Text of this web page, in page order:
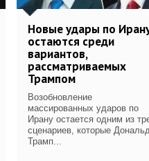
Новые удары по
остаются среди
вариантов,
рассматриваемых
Трампом
Возобновление
массированных ударов по
Ирану остается одним из
сценариев, которые
Трамп...